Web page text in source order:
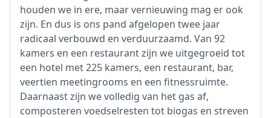
houden we in ere, maar vernieuwing mag er ook
zijn. En dus is ons pand afgelopen twee jaar
radicaal verbouwd en verduurzaamd. Van 92
kamers en een restaurant zijn we uitgegroeid tot
een hotel met 225 kamers, een restaurant, bar,
veertien meetingrooms en een fitnessruimte.
Daarnaast zijn we volledig van het gas af,
composteren voedselresten tot biogas en streven